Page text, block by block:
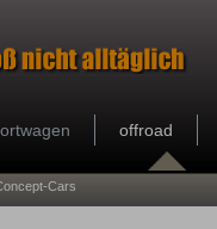
offroad
Cars